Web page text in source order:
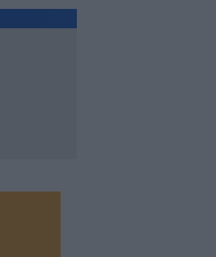
Hôtellerie